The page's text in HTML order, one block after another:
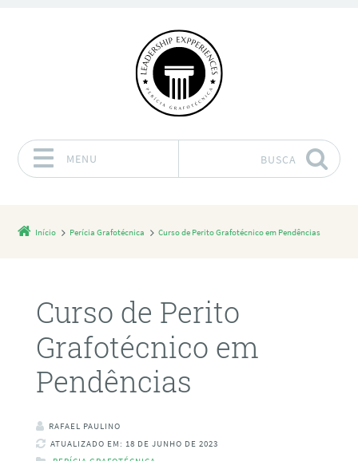
MENU BUSCA
Início Perícia Grafotécnica Curso de Perito Grafotécnico em Pendências
Curso de Perito
Grafotécnico em
Pendências
RAFAEL PAULINO
ATUALIZADO EM: 18 DE JUNHO DE 2023